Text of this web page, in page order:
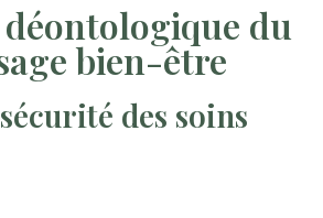
du
bien-être
des soins